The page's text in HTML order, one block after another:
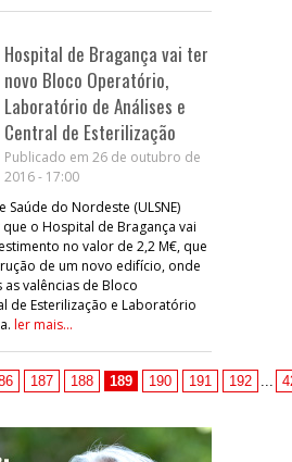
Hospital de Bragança vai ter
novo Bloco Operatório,
Laboratório de Análises e
Central de Esterilização
Publicado em 26 de outubro de
2016 - 17:00
Saúde do Nordeste (ULSNE)
o Hospital de Bragança vai
no valor de 2,2 M€, que
de um novo edifício, onde
valências de Bloco
de Esterilização e Laboratório
ler mais...
187 188 189 190 191 192